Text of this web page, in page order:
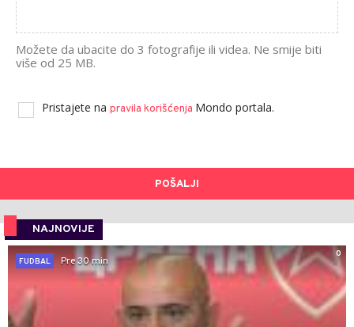
Možete da ubacite do 3 fotografije ili videa. Ne smije biti
više od 25 MB.
Pristajete na pravila korišćenja Mondo portala.
POŠALJI
NAJNOVIJE
0
FUDBAL
Pre 30 min